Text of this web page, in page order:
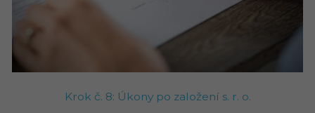
Krok č. 8: Úkony po založení s. r. o.